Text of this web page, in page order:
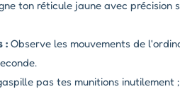
ton réticule jaune avec précision
: Observe les mouvements de
pas tes munitions